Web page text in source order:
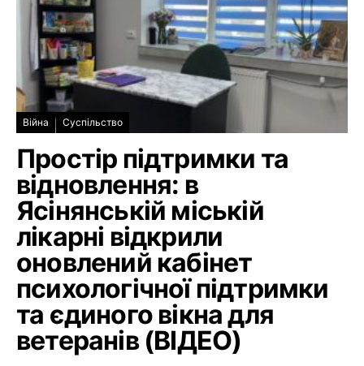
Війна Суспільство
Простір підтримки та
відновлення: в
Ясінянській міській
лікарні відкрили
оновлений кабінет
психологічної підтримки
та єдиного вікна для
ветеранів (ВІДЕО)